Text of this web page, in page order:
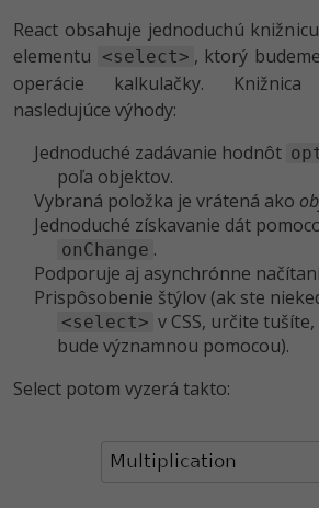
React obsahuje jednoduchú
elementu
<select> , ktorý
operácie kalkulačky.
nasledujúce výhody:
Jednoduché zadávanie hodnôt
poľa objektov.
Vybraná položka je vrátená ako
Jednoduché získavanie dát
onChange .
Podporuje aj asynchrónne
Prispôsobenie štýlov (ak ste
<select> v CSS, určite
bude významnou pomocou).
Select potom vyzerá takto: